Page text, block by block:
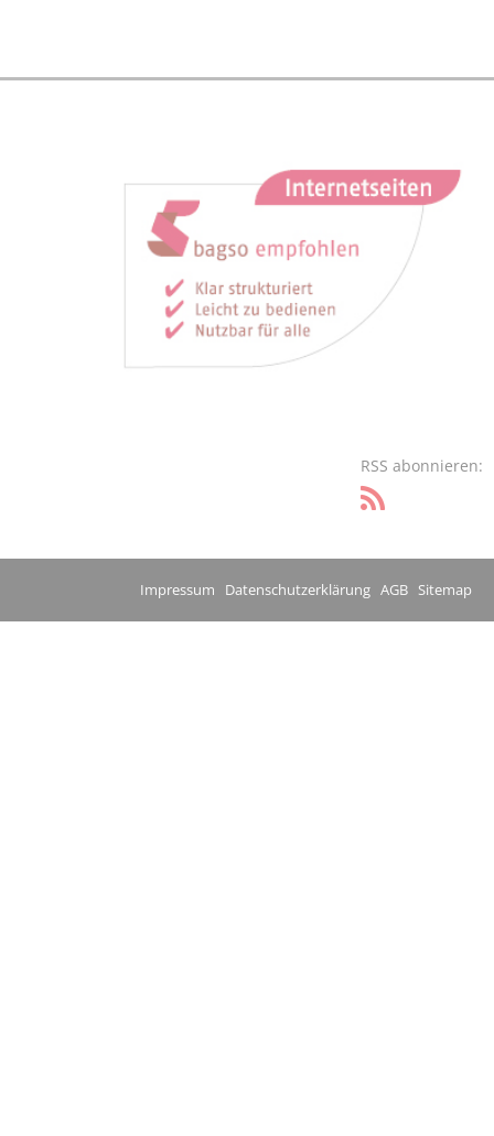
RSS abonnieren:
Impressum Datenschutzerklärung AGB Sitemap